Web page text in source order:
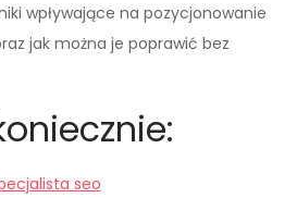
wpływające na pozycjonowanie
jak można je poprawić bez
seo